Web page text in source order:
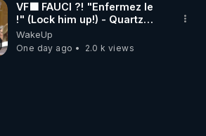
VF🟩 FAUCI ?! "Enfermez le
!" (Lock him up!) - Quartz
Traduction
WakeUp
One day ago
2.0 k views